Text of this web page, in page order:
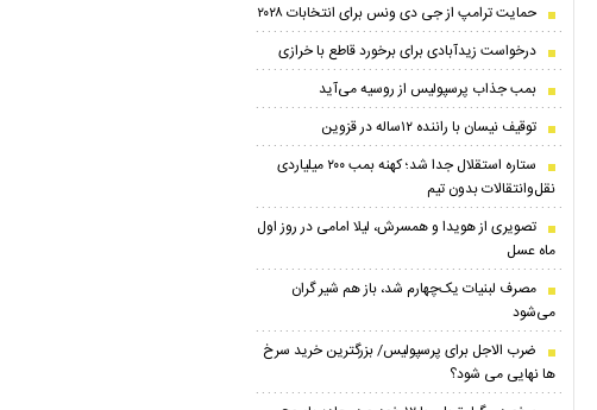
حمایت ترامپ از جی دی ونس برای انتخابات ۲۰۲۸
درخواست زیدآبادی برای برخورد قاطع با خرازی
بمب جذاب پرسپولیس از روسیه می‌آید
توقیف نیسان با راننده ۱۲ساله در قزوین
ستاره استقلال جدا شد؛ کهنه بمب ۲۰۰ میلیاردی
نقل‌وانتقالات بدون تیم
تصویری از هویدا و همسرش، لیلا امامی در روز اول
ماه عسل
مصرف لبنیات یک‌چهارم شد، باز هم شیر گران
می‌شود
ضرب الاجل برای پرسپولیس/ بزرگترین خرید سرخ
ها نهایی می شود؟